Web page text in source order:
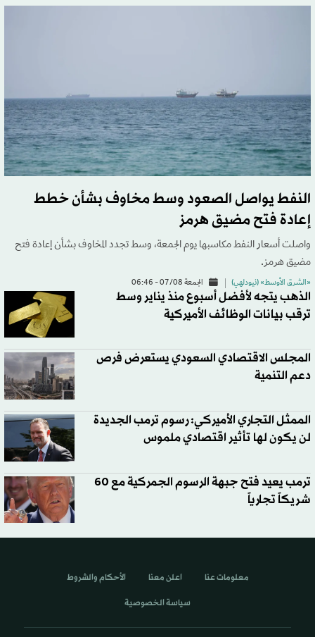
النفط يواصل الصعود وسط مخاوف بشأن خطط
إعادة فتح مضيق هرمز
واصلت أسعار النفط مكاسبها يوم الجمعة، وسط تجدد المخاوف بشأن إعادة فتح
مضيق هرمز.
«الشرق الأوسط» (نيودلهي) الجمعة 07/08 - 06:46
الذهب يتجه لأفضل أسبوع منذ يناير وسط
ترقب بيانات الوظائف الأميركية
المجلس الاقتصادي السعودي يستعرض فرص
دعم التنمية
الممثل التجاري الأميركي: رسوم ترمب الجديدة
لن يكون لها تأثير اقتصادي ملموس
ترمب يعيد فتح جبهة الرسوم الجمركية مع 60
شريكاً تجارياً
معلومات عنا اعلن معنا الأحكام والشروط
سياسة الخصوصية